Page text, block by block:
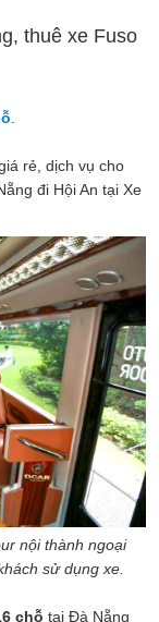
thuê xe Fuso
rẻ, dịch vụ cho
đi Hội An tại Xe
nội thành ngoại
sử dụng xe.
chỗ tại Đà Nẵng